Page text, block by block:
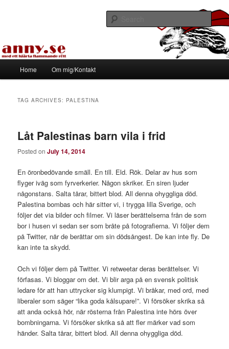
Tapirhen
Home Om mig/Kontakt
TAG ARCHIVES: PALESTINA
Låt Palestinas barn vila i frid
Posted onJuly 14, 2014
En öronbedövande smäll. En till. Eld. Rök. Delar av hus som
flyger iväg som fyrverkerier. Någon skriker. En siren ljuder
någonstans. Salta tårar, bittert blod. All denna ohyggliga död.
Palestina bombas och här sitter vi, i trygga lilla Sverige, och
följer det via bilder och filmer. Vi läser berättelserna från de som
bor i husen vi sedan ser som bråte på fotografierna. Vi följer dem
på Twitter, när de berättar om sin dödsångest. De kan inte fly. De
kan inte ta skydd.
Och vi följer dem på Twitter. Vi retweetar deras berättelser. Vi
förfasas. Vi bloggar om det. Vi blir arga på en svensk politisk
ledare för att han uttrycker sig klumpigt. Vi bråkar, med ord, med
liberaler som säger “lika goda kålsupare!”. Vi försöker skrika så
att anda också hör, när rösterna från Palestina inte hörs över
bombningarna. Vi försöker skrika så att fler märker vad som
händer. Salta tårar, bittert blod. All denna ohyggliga död.